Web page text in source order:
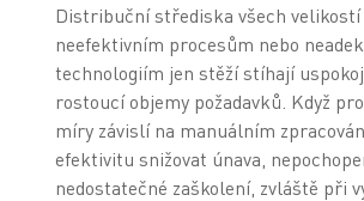
Distribuční střediska všech
neefektivním procesům nebo
technologiím jen stěží stíhají
rostoucí objemy požadavků. Když
míry závislí na manuálním
efektivitu snižovat únava,
nedostatečné zaškolení, zvláště při